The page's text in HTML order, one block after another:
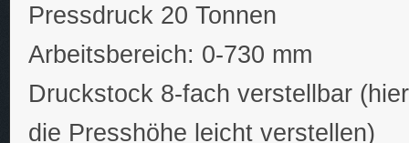
Pressdruck 20 Tonnen
Arbeitsbereich: 0-730 mm
Druckstock 8-fach verstellbar
die Presshöhe leicht verstellen)